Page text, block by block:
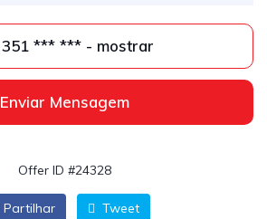
351 *** *** - mostrar
Enviar Mensagem
Offer ID #24328
Partilhar Tweet